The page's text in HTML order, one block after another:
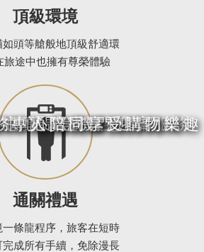
場 提供禮遇通關服務
享 唯您優先
通關手續一次完成
心 貴賓休憩空間
中心 登機門迎賓
專人陪同享受購物樂趣
頂級環境
如頭等艙般地頂級舒適環
旅途中也擁有尊榮體驗
通關禮遇
一條龍程序，旅客在短時
完成所有手續，免除漫長